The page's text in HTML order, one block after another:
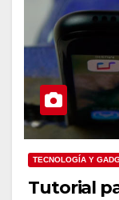
TECNOLOGÍA Y
Tutorial